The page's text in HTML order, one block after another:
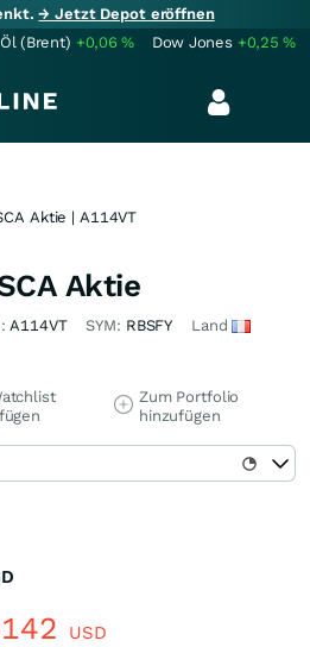
→ Jetzt Depot eröffnen
Öl (Brent) +0,06% Dow Jones +0,25%
Aktie | A114VT
Aktie
A114VT SYM: RBSFY Land
Zum Portfolio
hinzufügen
USD